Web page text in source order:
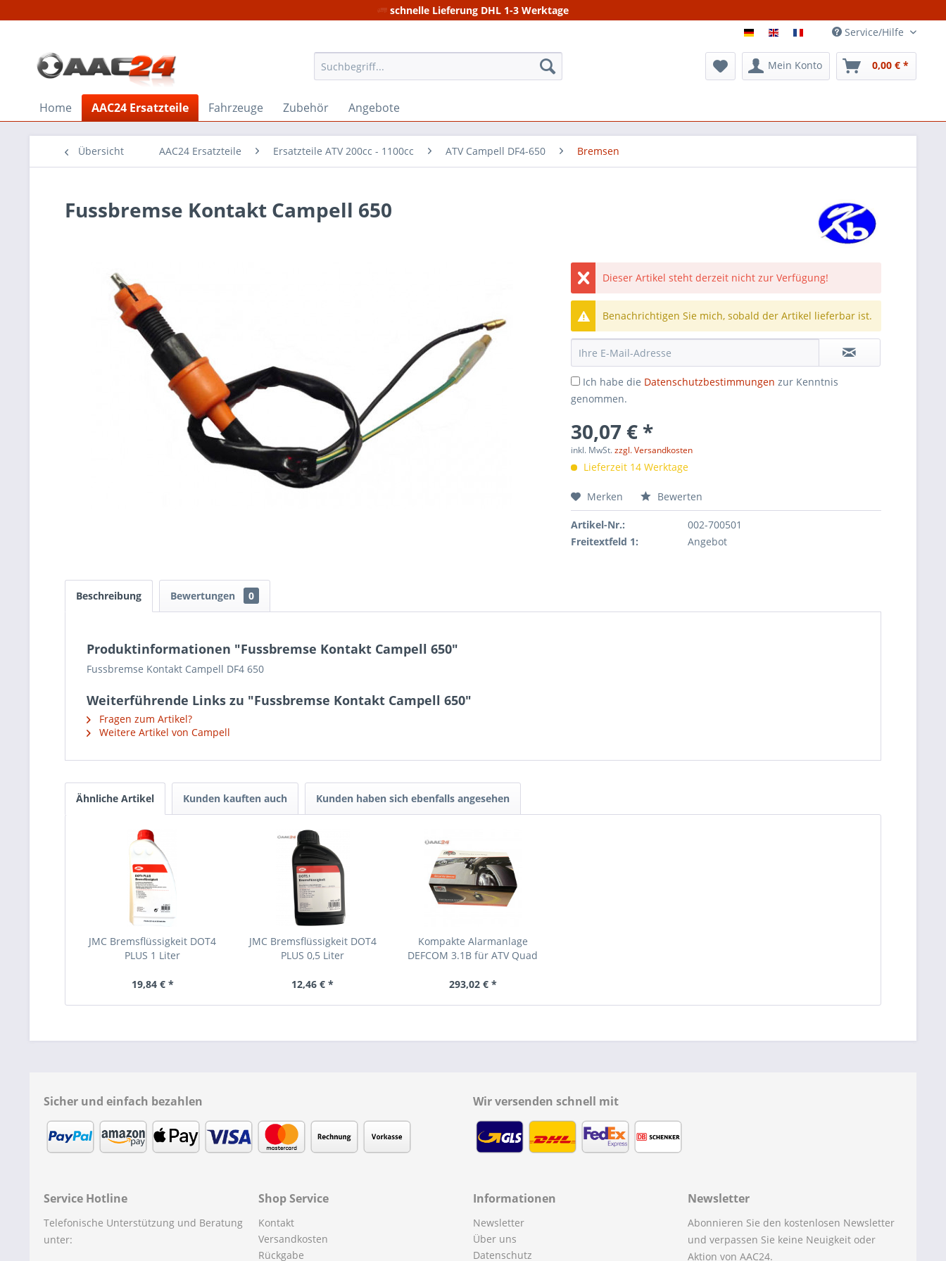
schnelle Lieferung DHL 1-3 Werktage
Service/Hilfe
Mein Konto 0,00 € *
Home AAC24 Ersatzteile Fahrzeuge Zubehör Angebote
Übersicht AAC24 Ersatzteile Ersatzteile ATV 200cc - 1100cc ATV Campell DF4-650 Bremsen
Fussbremse Kontakt Campell 650
Dieser Artikel steht derzeit nicht zur Verfügung!
Benachrichtigen Sie mich, sobald der Artikel lieferbar ist.
Ich habe die Datenschutzbestimmungen zur Kenntnis
genommen.
30,07 € *
inkl. MwSt.zzgl. Versandkosten
Lieferzeit 14 Werktage
Merken Bewerten
Artikel-Nr.:
002-700501
Freitextfeld 1:
Angebot
Beschreibung Bewertungen 0
Produktinformationen "Fussbremse Kontakt Campell 650"
Fussbremse Kontakt Campell DF4 650
Weiterführende Links zu "Fussbremse Kontakt Campell 650"
Fragen zum Artikel?
Weitere Artikel von Campell
Ähnliche Artikel Kunden kauften auch Kunden haben sich ebenfalls angesehen
JMC Bremsflüssigkeit DOT4
PLUS 1 Liter
19,84 € *
JMC Bremsflüssigkeit DOT4
PLUS 0,5 Liter
12,46 € *
Kompakte Alarmanlage
DEFCOM 3.1B für ATV Quad
293,02 € *
Sicher und einfach bezahlen Wir versenden schnell mit
Service Hotline
Telefonische Unterstützung und Beratung
unter:
Shop Service
Kontakt
Versandkosten
Rückgabe
Informationen
Newsletter
Über uns
Datenschutz
Newsletter
Abonnieren Sie den kostenlosen Newsletter
und verpassen Sie keine Neuigkeit oder
Aktion von AAC24.